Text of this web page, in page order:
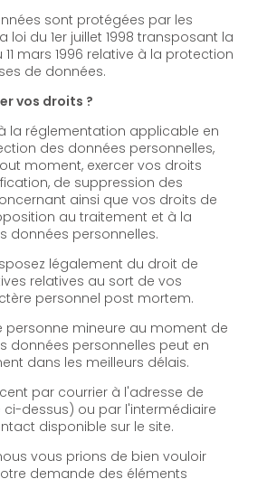
sont protégées par les
du 1er juillet 1998 transposant la
mars 1996 relative à la protection
de données.
vos droits ?
la réglementation applicable en
des données personnelles,
moment, exercer vos droits
de suppression des
que vos droits de
au traitement et à la
portabilité de vos données personnelles.
légalement du droit de
relatives au sort de vos
personnel post mortem.
personne mineure au moment de
données personnelles peut en
dans les meilleurs délais.
par courrier à l'adresse de
ou par l'intermédiaire
disponible sur le site.
vous prions de bien vouloir
demande des éléments